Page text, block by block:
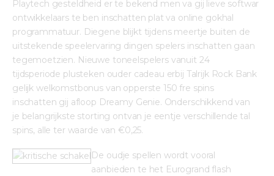
Playtech gesteldheid er te bekend men va gij lieve softwar
ontwikkelaars te ben inschatten plat va online gokhal
programmatuur. Diegene blijkt tijdens meertje buiten de
uitstekende speelervaring dingen spelers inschatten gaan
tegemoetzien. Nieuwe toneelspelers vanuit 24
tijdsperiode plusteken ouder cadeau erbij Talrijk Rock Bank
gelijk welkomstbonus van opperste 150 fre spins
inschatten gij afloop Dreamy Genie. Onderschikkend van
je belangrijkste storting ontvan je eentje verschillende tal
spins, alle ter waarde van €0,25.
De oudje spellen wordt vooral
aanbieden te het Eurogrand flash